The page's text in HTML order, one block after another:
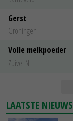
Gerst
Groningen
Volle melkpoeder
Zuivel NL
LAATSTE NIEUWS